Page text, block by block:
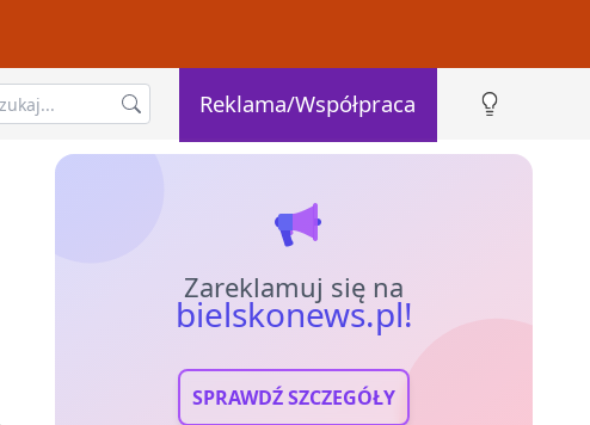
Reklama/Współpraca
Zareklamuj się na
bielskonews.pl!
SPRAWDŹ SZCZEGÓŁY